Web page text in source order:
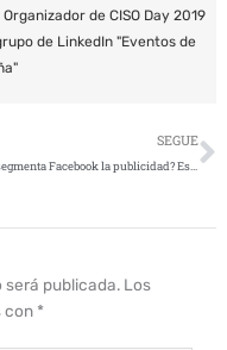
de CISO Day 2019
de LinkedIn "Eventos de
SEGUE
¿Cómo segmenta Facebook la publicidad? Están robando tus datos
será publicada. Los
con *